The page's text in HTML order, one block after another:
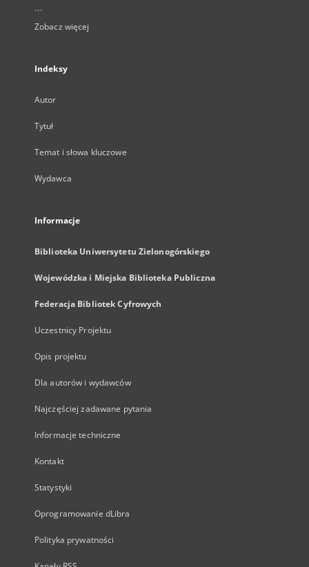
...
Zobacz więcej
Indeksy
Autor
Tytuł
Temat i słowa kluczowe
Wydawca
Informacje
Biblioteka Uniwersytetu Zielonogórskiego
Wojewódzka i Miejska Biblioteka Publiczna
Federacja Bibliotek Cyfrowych
Uczestnicy Projektu
Opis projektu
Dla autorów i wydawców
Najczęściej zadawane pytania
Informacje techniczne
Kontakt
Statystyki
Oprogramowanie dLibra
Polityka prywatności